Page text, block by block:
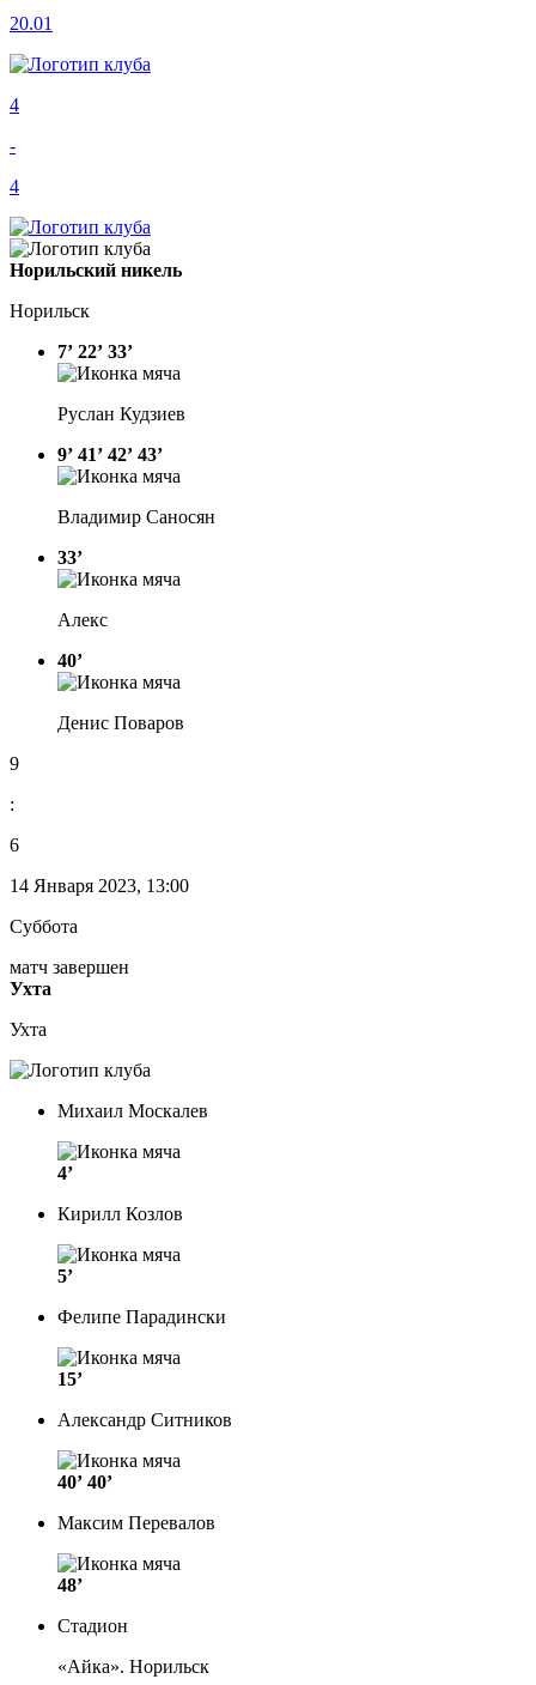
20.01
4
-
4
Норильский никель
Норильск
7’ 22’ 33’
Руслан Кудзиев
9’ 41’ 42’ 43’
Владимир Саносян
33’
Алекс
40’
Денис Поваров
9
:
6
14 Января 2023, 13:00
Суббота
матч завершен
Ухта
Ухта
Михаил Москалев
4’
Кирилл Козлов
5’
Фелипе Парадински
15’
Александр Ситников
40’ 40’
Максим Перевалов
48’
Стадион
«Айка». Норильск